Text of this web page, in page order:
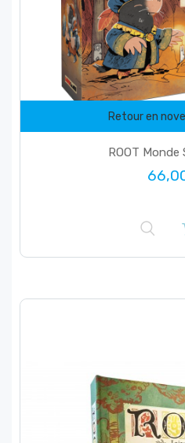
Retour en
ROOT Monde